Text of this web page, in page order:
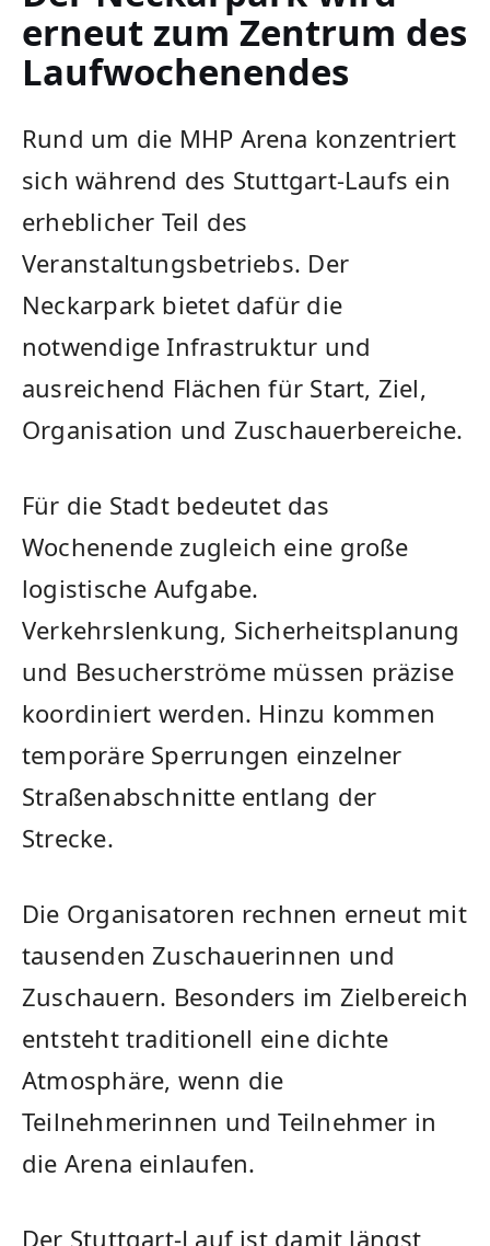
erneut zum Zentrum des
Laufwochenendes
Rund um die MHP Arena konzentriert
sich während des Stuttgart-Laufs ein
erheblicher Teil des
Veranstaltungsbetriebs. Der
Neckarpark bietet dafür die
notwendige Infrastruktur und
ausreichend Flächen für Start, Ziel,
Organisation und Zuschauerbereiche.
Für die Stadt bedeutet das
Wochenende zugleich eine große
logistische Aufgabe.
Verkehrslenkung, Sicherheitsplanung
und Besucherströme müssen präzise
koordiniert werden. Hinzu kommen
temporäre Sperrungen einzelner
Straßenabschnitte entlang der
Strecke.
Die Organisatoren rechnen erneut mit
tausenden Zuschauerinnen und
Zuschauern. Besonders im Zielbereich
entsteht traditionell eine dichte
Atmosphäre, wenn die
Teilnehmerinnen und Teilnehmer in
die Arena einlaufen.
Der Stuttgart-Lauf ist damit längst